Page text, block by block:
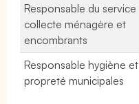
Responsable du service
collecte ménagère et
encombrants
Responsable hygiène et
propreté municipales